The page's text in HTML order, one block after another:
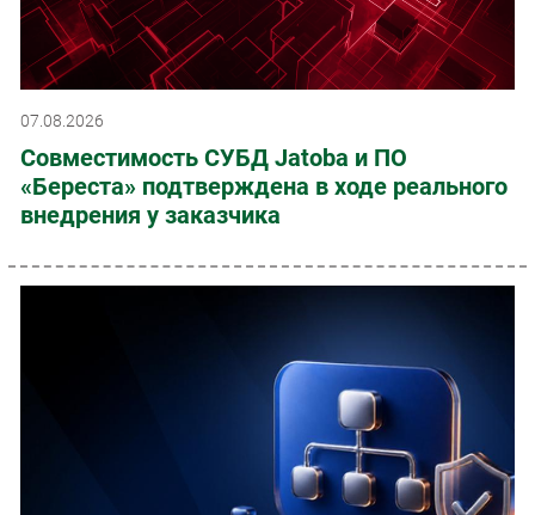
07.08.2026
Совместимость СУБД Jatoba и ПО
«Береста» подтверждена в ходе реального
внедрения у заказчика